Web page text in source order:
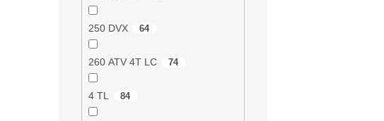
250 DVX 64
260 ATV 4T LC 74
4 TL 84